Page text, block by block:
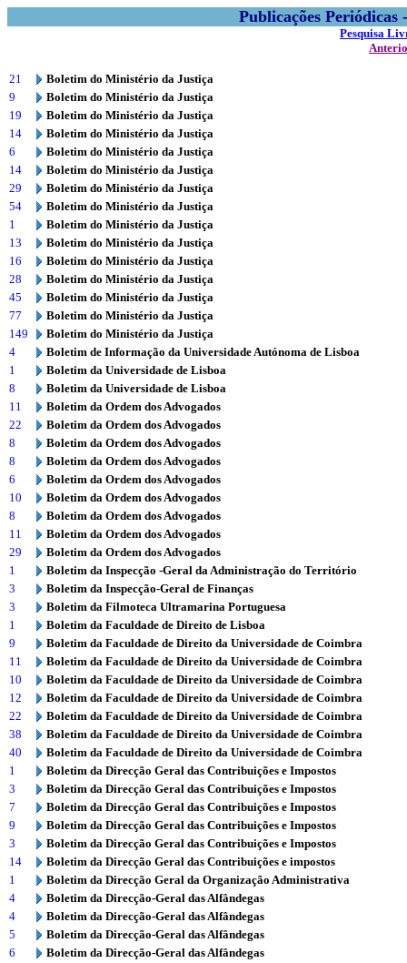
Publicações
Pesquisa
21
Boletim do Ministério da Justiça
9
Boletim do Ministério da Justiça
19
Boletim do Ministério da Justiça
14
Boletim do Ministério da Justiça
6
Boletim do Ministério da Justiça
14
Boletim do Ministério da Justiça
29
Boletim do Ministério da Justiça
54
Boletim do Ministério da Justiça
1
Boletim do Ministério da Justiça
13
Boletim do Ministério da Justiça
16
Boletim do Ministério da Justiça
28
Boletim do Ministério da Justiça
45
Boletim do Ministério da Justiça
77
Boletim do Ministério da Justiça
149
Boletim do Ministério da Justiça
4
Boletim de Informação da Universidade Autónoma de Lisboa
1
Boletim da Universidade de Lisboa
8
Boletim da Universidade de Lisboa
11
Boletim da Ordem dos Advogados
22
Boletim da Ordem dos Advogados
8
Boletim da Ordem dos Advogados
8
Boletim da Ordem dos Advogados
6
Boletim da Ordem dos Advogados
10
Boletim da Ordem dos Advogados
8
Boletim da Ordem dos Advogados
11
Boletim da Ordem dos Advogados
29
Boletim da Ordem dos Advogados
1
Boletim da Inspecção -Geral da Administração do Território
3
Boletim da Inspecção-Geral de Finanças
3
Boletim da Filmoteca Ultramarina Portuguesa
1
Boletim da Faculdade de Direito de Lisboa
9
Boletim da Faculdade de Direito da Universidade de Coimbra
11
Boletim da Faculdade de Direito da Universidade de Coimbra
10
Boletim da Faculdade de Direito da Universidade de Coimbra
12
Boletim da Faculdade de Direito da Universidade de Coimbra
22
Boletim da Faculdade de Direito da Universidade de Coimbra
38
Boletim da Faculdade de Direito da Universidade de Coimbra
40
Boletim da Faculdade de Direito da Universidade de Coimbra
1
Boletim da Direcção Geral das Contribuições e Impostos
3
Boletim da Direcção Geral das Contribuições e Impostos
7
Boletim da Direcção Geral das Contribuições e Impostos
9
Boletim da Direcção Geral das Contribuições e Impostos
3
Boletim da Direcção Geral das Contribuições e Impostos
14
Boletim da Direcção Geral das Contribuições e impostos
1
Boletim da Direcção Geral da Organização Administrativa
4
Boletim da Direcção-Geral das Alfândegas
4
Boletim da Direcção-Geral das Alfândegas
5
Boletim da Direcção-Geral das Alfândegas
6
Boletim da Direcção-Geral das Alfândegas